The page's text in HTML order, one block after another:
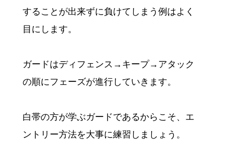
することが出来ずに負けてしまう例はよく
目にします。
ガードはディフェンス→キープ→アタック
の順にフェーズが進行していきます。
白帯の方が学ぶガードであるからこそ、エ
ントリー方法を大事に練習しましょう。